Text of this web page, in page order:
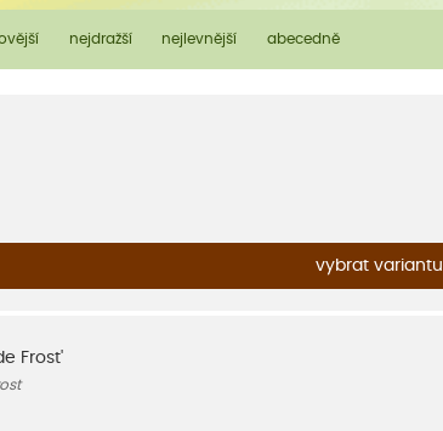
nejdražší nejlevnější abecedně
vybrat variantu
Frost'